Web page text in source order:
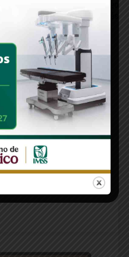
Alberto Avilés
publicar un comentario.